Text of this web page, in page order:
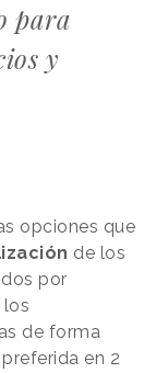
para
y
opciones que
de los
por
los
de forma
en 2